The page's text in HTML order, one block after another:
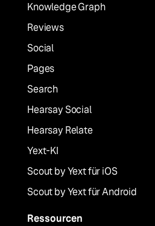
Knowledge Graph
Reviews
Social
Pages
Search
Hearsay Social
Hearsay Relate
Yext-KI
Scout by Yext für iOS
Scout by Yext für Android
Ressourcen